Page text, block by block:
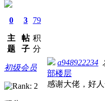
0
主
题
3
帖
子
79
积
分
初级会员
a948922234
部楼层
感谢大佬，好